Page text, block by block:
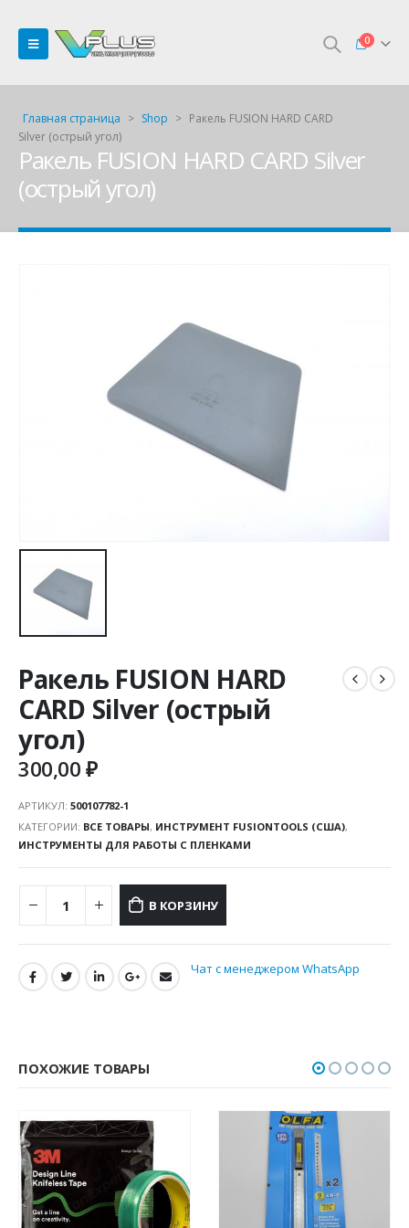
0
Главная страница > Shop > Ракель FUSION HARD CARD
Silver (острый угол)
Ракель FUSION HARD CARD Silver
(острый угол)
Ракель FUSION HARD
CARD Silver (острый
угол)
300,00₽
АРТИКУЛ: 500107782-1
КАТЕГОРИИ: ВСЕ ТОВАРЫ, ИНСТРУМЕНТ FUSIONTOOLS (США),
ИНСТРУМЕНТЫ ДЛЯ РАБОТЫ С ПЛЕНКАМИ
В КОРЗИНУ
Чат с менеджером WhatsApp
ПОХОЖИЕ ТОВАРЫ